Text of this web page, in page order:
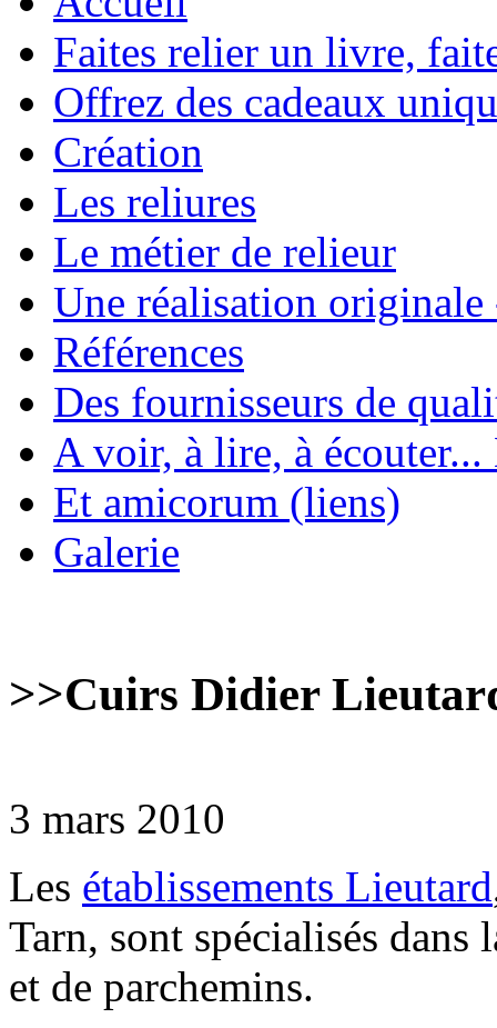
Faites relier un livre,
Offrez des cadeaux
Création
Les reliures
Le métier de relieur
Une réalisation
Références
Des fournisseurs de
A voir, à lire, à écouter...
Et amicorum (liens)
Galerie
>>Cuirs Didier
3 mars 2010
Les établissements Lieutard
Tarn, sont spécialisés
et de parchemins.